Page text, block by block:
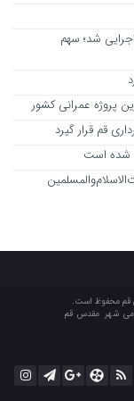
شد؛ سهم
قم قرار گیرد
شده است
قم محفوظ است.
شهر مقدس قم